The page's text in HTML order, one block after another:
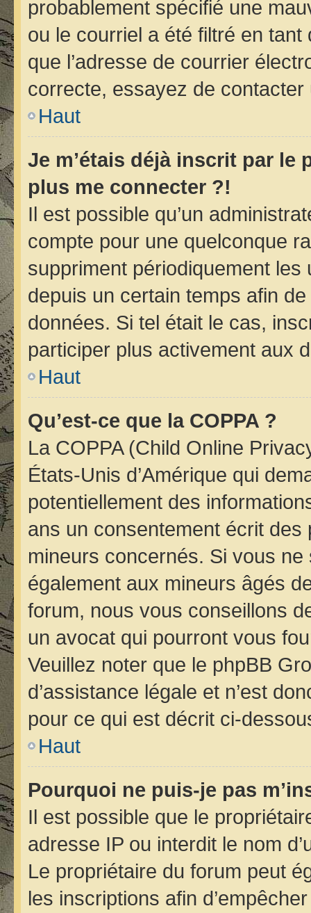
probablement spécifié une
ou le courriel a été filtré en
que l’adresse de courrier
correcte, essayez de contacter
Haut
Je m’étais déjà inscrit par le
plus me connecter ?!
Il est possible qu’un
compte pour une quelconque
suppriment périodiquement les
depuis un certain temps afin
données. Si tel était le cas,
participer plus activement aux
Haut
Qu’est-ce que la COPPA ?
La COPPA (Child Online
États-Unis d’Amérique qui
potentiellement des
ans un consentement écrit
mineurs concernés. Si vous ne
également aux mineurs âgés
forum, nous vous conseillons
un avocat qui pourront vous
Veuillez noter que le phpBB
d’assistance légale et n’est
pour ce qui est décrit ci-
Haut
Pourquoi ne puis-je pas
Il est possible que le
adresse IP ou interdit le nom
Le propriétaire du forum peut
les inscriptions afin